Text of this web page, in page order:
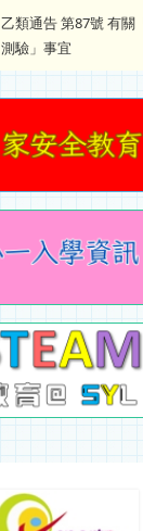
乙類通告 第87號 有關
測驗」事宜